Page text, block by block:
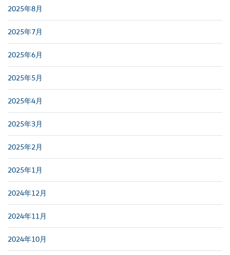
2025年8月
2025年7月
2025年6月
2025年5月
2025年4月
2025年3月
2025年2月
2025年1月
2024年12月
2024年11月
2024年10月